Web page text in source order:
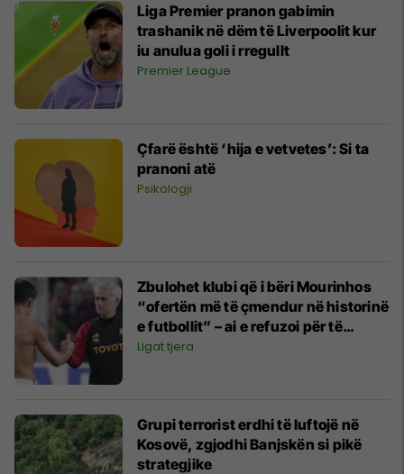
Liga Premier pranon gabimin
trashanik në dëm të Liverpoolit kur
iu anulua goli i rregullt
Premier League
Çfarë është ‘hija e vetvetes’: Si ta
pranoni atë
Psikologji
Zbulohet klubi që i bëri Mourinhos
“ofertën më të çmendur në historinë
e futbollit” – ai e refuzoi për të
qëndruar te Roma
Ligat tjera
Grupi terrorist erdhi të luftojë në
Kosovë, zgjodhi Banjskën si pikë
strategjike